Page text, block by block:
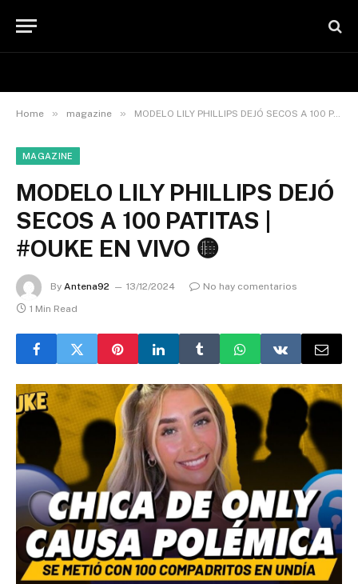
Home » magazine » MODELO LILY PHILLIPS DEJÓ SECOS A 100 PATITAS | #OUKE EN VIVO 🟡
MAGAZINE
MODELO LILY PHILLIPS DEJÓ
SECOS A 100 PATITAS |
#OUKE EN VIVO 🟡
By Antena92 13/12/2024
No hay comentarios
1 Min Read